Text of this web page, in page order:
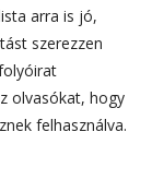
arra is jó,
szerezzen
olvasókat, hogy
felhasználva.